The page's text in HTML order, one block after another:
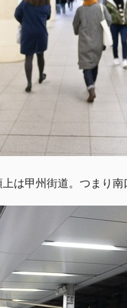
は甲州街道。つまり